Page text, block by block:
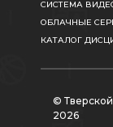
СИСТЕМА
ОБЛАЧНЫЕ
КАТАЛОГ
©
2026